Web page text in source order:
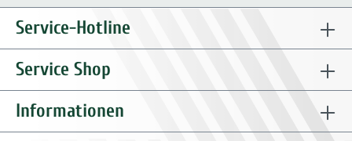
Service-Hotline
Service Shop
Informationen